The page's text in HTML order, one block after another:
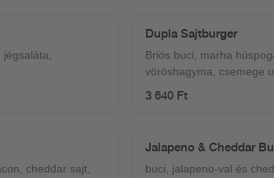
Dupla Sajtburger
Briós buci, marha
vöröshagyma, csemege
3 640 Ft
cheddar sajt,
Jalapeno & Cheddar
buci, jalapeno-val és